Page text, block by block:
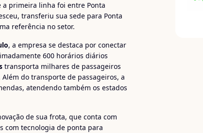
a primeira linha foi entre Ponta
transferiu sua sede para Ponta
referência no setor.
, a empresa se destaca por conectar
600 horários diários
transporta milhares de passageiros
do transporte de passageiros, a
atendendo também os estados
de sua frota, que conta com
com tecnologia de ponta para